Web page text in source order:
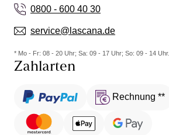
0800 - 600 40 30
service@lascana.de
* Mo - Fr: 08 - 20 Uhr; Sa: 09 - 17 Uhr; So: 09 - 14 Uhr.
Zahlarten
Rechnung **